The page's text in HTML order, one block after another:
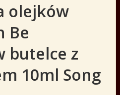
olejków
Be
butelce z
10ml Song